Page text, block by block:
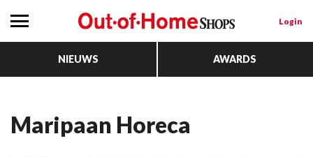
Login
NIEUWS AWARDS
Maripaan Horeca